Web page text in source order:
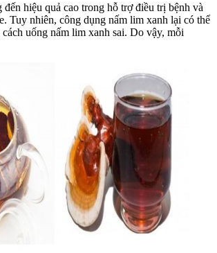
hiệu quả cao trong hỗ trợ điều trị bệnh và
Tuy nhiên, công dụng nấm lim xanh lại có thể
uống nấm lim xanh sai. Do vậy, mỗi